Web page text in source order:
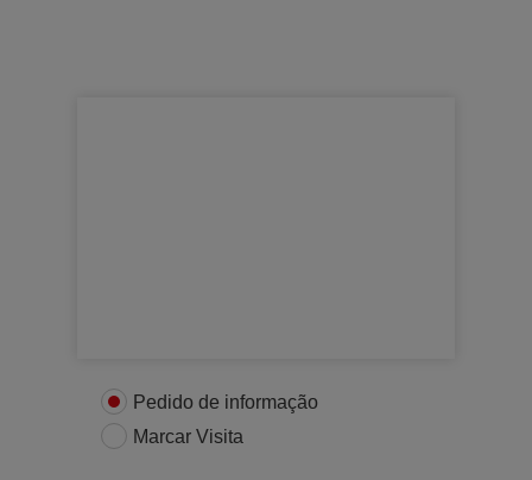
Pedido de informação
Marcar Visita